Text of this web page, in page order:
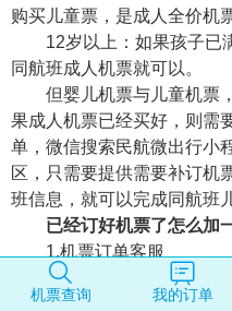
购买儿童票，是成人全价机
12岁以上：如果孩子已
同航班成人机票就可以。
但婴儿机票与儿童机票，
果成人机票已经买好，则需
单，微信搜索民航微出行小
区，只需要提供需要补订机
班信息，就可以完成同航班
已经订好机票了怎么加
1.机票订单客服
拨打机票订单客服电话，
号及儿童证件信息（如出生
机票查询 我的订单